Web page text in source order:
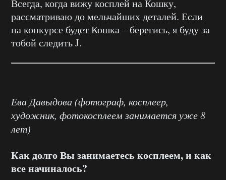
Всегда, когда вижу косплей на Кошку,
рассматриваю до мельчайших деталей. Если
на конкурсе будет Кошка – берегись, я буду за
тобой следить J.
Ева Давыдова (фотограф, косплеер,
художник, фотокосплеем занимается уже 8
лет)
Как долго Вы занимаетесь косплеем, и как
все начиналось?